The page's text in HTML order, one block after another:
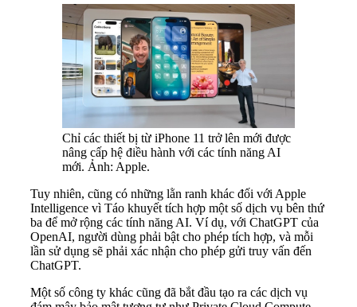
Chỉ các thiết bị từ iPhone 11 trở lên mới được
nâng cấp hệ điều hành với các tính năng AI
mới. Ảnh: Apple.
Tuy nhiên, cũng có những lằn ranh khác đối với Apple
Intelligence vì Táo khuyết tích hợp một số dịch vụ bên thứ
ba để mở rộng các tính năng AI. Ví dụ, với ChatGPT của
OpenAI, người dùng phải bật cho phép tích hợp, và mỗi
lần sử dụng sẽ phải xác nhận cho phép gửi truy vấn đến
ChatGPT.
Một số công ty khác cũng đã bắt đầu tạo ra các dịch vụ